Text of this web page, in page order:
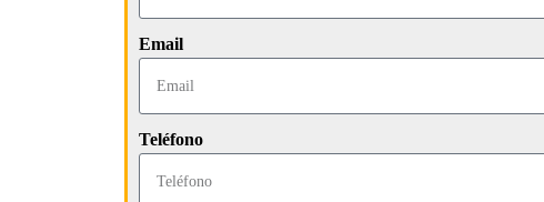
Email
Teléfono